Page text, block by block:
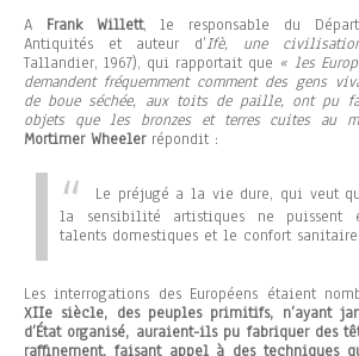
A Frank Willett, le responsable du
Antiquités et auteur d’Ifè, une
Tallandier, 1967), qui rapportait que « les
demandent fréquemment comment des gens
de boue séchée, aux toits de paille, ont pu
objets que les bronzes et terres cuites au
Mortimer Wheelerrépondit :
Le préjugé a la vie dure, qui veut
la sensibilité artistiques ne puissent
talents domestiques et le confort
Les interrogations des Européens étaient
XIIe siècle, des peuples primitifs, n’ayant
d’État organisé, auraient-ils pu fabriquer des